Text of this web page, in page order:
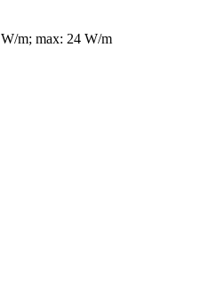
m; max: 24 W/m